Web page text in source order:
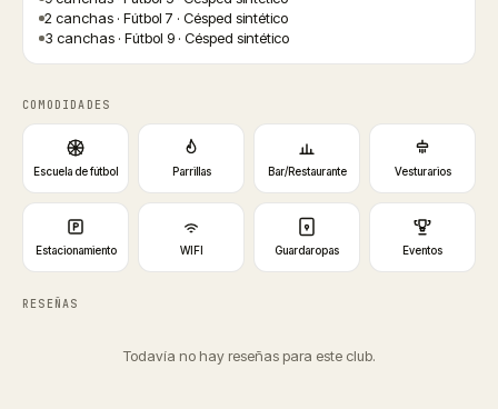
2 canchas · Fútbol 7 · Césped sintético
3 canchas · Fútbol 9 · Césped sintético
COMODIDADES
Escuela de fútbol Parrillas Bar/Restaurante Vesturarios
Estacionamiento WIFI Guardaropas Eventos
RESEÑAS
Todavía no hay reseñas para este club.